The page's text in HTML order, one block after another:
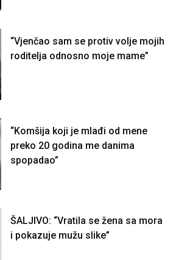
“Vjenčao sam se protiv volje mojih
roditelja odnosno moje mame”
“Komšija koji je mlađi od mene
preko 20 godina me danima
spopadao”
ŠALJIVO: “Vratila se žena sa mora
i pokazuje mužu slike”